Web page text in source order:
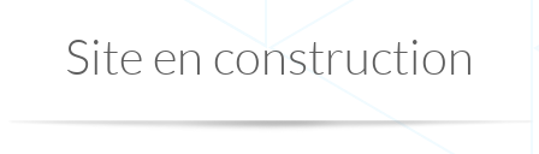
Site en construction